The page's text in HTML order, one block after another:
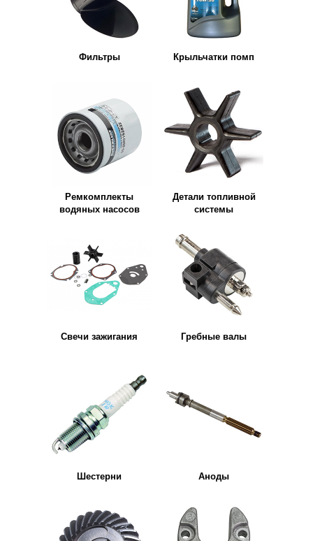
Фильтры Крыльчатки помп
Ремкомплекты
водяных насосов
Детали топливной
системы
Свечи зажигания Гребные валы
Шестерни Аноды